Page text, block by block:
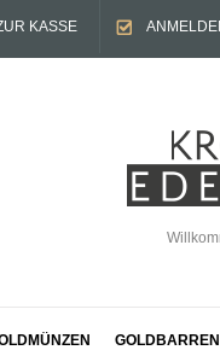
KASSE
GOLDBARREN